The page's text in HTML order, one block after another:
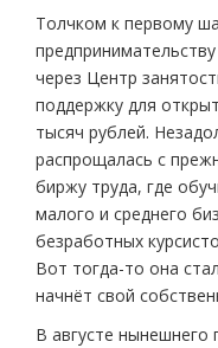
Толчком к первому
через Центр
поддержку для
тысяч рублей.
распрощалась с
биржу труда, где
малого и среднего
безработных
Вот тогда-то она
начнёт свой
В августе нынешнего